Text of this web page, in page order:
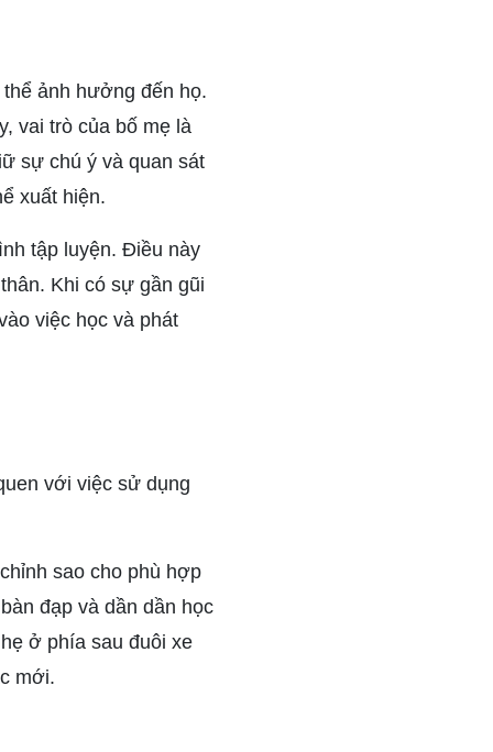
ảnh hưởng đến họ.
vai trò của bố mẹ là
sự chú ý và quan sát
xuất hiện.
tập luyện. Điều này
Khi có sự gần gũi
việc học và phát
với việc sử dụng
sao cho phù hợp
đạp và dần dần học
ở phía sau đuôi xe
mới.